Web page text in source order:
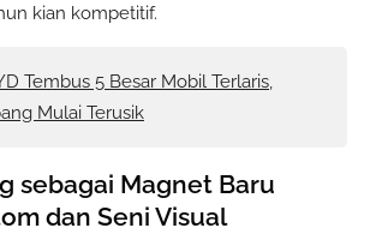
kian kompetitif.
Tembus 5 Besar Mobil Terlaris,
Mulai Terusik
sebagai Magnet Baru
dan Seni Visual